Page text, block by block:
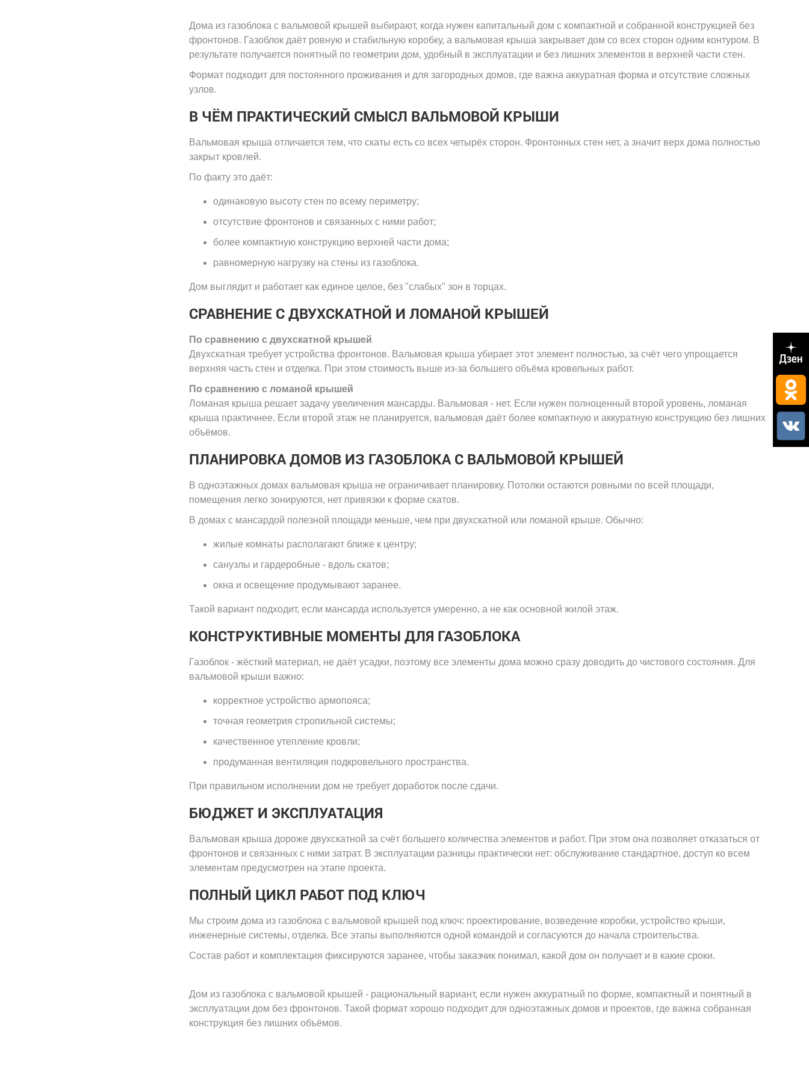
С ЧЕТЫРЬМЯ
Дома из газоблока с вальмовой крышей выбирают, когда нужен капитальный дом с компактной и собранной конструкцией без
фронтонов. Газоблок даёт ровную и стабильную коробку, а вальмовая крыша закрывает дом со всех сторон одним контуром. В
результате получается понятный по геометрии дом, удобный в эксплуатации и без лишних элементов в верхней части стен.
Формат подходит для постоянного проживания и для загородных домов, где важна аккуратная форма и отсутствие сложных
узлов.
В ЧЁМ ПРАКТИЧЕСКИЙ СМЫСЛ ВАЛЬМОВОЙ КРЫШИ
Вальмовая крыша отличается тем, что скаты есть со всех четырёх сторон. Фронтонных стен нет, а значит верх дома полностью
закрыт кровлей.
По факту это даёт:
одинаковую высоту стен по всему периметру;
отсутствие фронтонов и связанных с ними работ;
более компактную конструкцию верхней части дома;
равномерную нагрузку на стены из газоблока.
Дом выглядит и работает как единое целое, без "слабых" зон в торцах.
СРАВНЕНИЕ С ДВУХСКАТНОЙ И ЛОМАНОЙ КРЫШЕЙ
По сравнению с двухскатной крышей
Двухскатная требует устройства фронтонов. Вальмовая крыша убирает этот элемент полностью, за счёт чего упрощается
верхняя часть стен и отделка. При этом стоимость выше из-за большего объёма кровельных работ.
По сравнению с ломаной крышей
Ломаная крыша решает задачу увеличения мансарды. Вальмовая - нет. Если нужен полноценный второй уровень, ломаная
крыша практичнее. Если второй этаж не планируется, вальмовая даёт более компактную и аккуратную конструкцию без лишних
объёмов.
ПЛАНИРОВКА ДОМОВ ИЗ ГАЗОБЛОКА С ВАЛЬМОВОЙ КРЫШЕЙ
В одноэтажных домах вальмовая крыша не ограничивает планировку. Потолки остаются ровными по всей площади,
помещения легко зонируются, нет привязки к форме скатов.
В домах с мансардой полезной площади меньше, чем при двухскатной или ломаной крыше. Обычно:
жилые комнаты располагают ближе к центру;
санузлы и гардеробные - вдоль скатов;
окна и освещение продумывают заранее.
Такой вариант подходит, если мансарда используется умеренно, а не как основной жилой этаж.
КОНСТРУКТИВНЫЕ МОМЕНТЫ ДЛЯ ГАЗОБЛОКА
Газоблок - жёсткий материал, не даёт усадки, поэтому все элементы дома можно сразу доводить до чистового состояния. Для
вальмовой крыши важно:
корректное устройство армопояса;
точная геометрия стропильной системы;
качественное утепление кровли;
продуманная вентиляция подкровельного пространства.
При правильном исполнении дом не требует доработок после сдачи.
БЮДЖЕТ И ЭКСПЛУАТАЦИЯ
Вальмовая крыша дороже двухскатной за счёт большего количества элементов и работ. При этом она позволяет отказаться от
фронтонов и связанных с ними затрат. В эксплуатации разницы практически нет: обслуживание стандартное, доступ ко всем
элементам предусмотрен на этапе проекта.
ПОЛНЫЙ ЦИКЛ РАБОТ ПОД КЛЮЧ
Мы строим дома из газоблока с вальмовой крышей под ключ: проектирование, возведение коробки, устройство крыши,
инженерные системы, отделка. Все этапы выполняются одной командой и согласуются до начала строительства.
Состав работ и комплектация фиксируются заранее, чтобы заказчик понимал, какой дом он получает и в какие сроки.
Дом из газоблока с вальмовой крышей - рациональный вариант, если нужен аккуратный по форме, компактный и понятный в
эксплуатации дом без фронтонов. Такой формат хорошо подходит для одноэтажных домов и проектов, где важна собранная
конструкция без лишних объёмов.